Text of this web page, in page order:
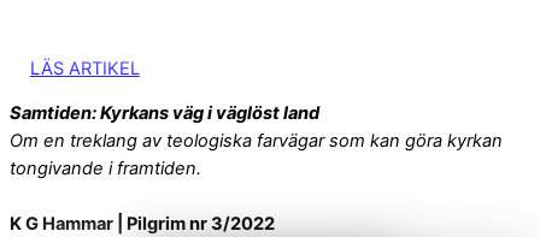
LÄS ARTIKEL
Samtiden: Kyrkans väg i väglöst land
Om en treklang av teologiska farvägar som kan göra kyrkan
tongivande i framtiden.
K G Hammar | Pilgrim nr 3/2022